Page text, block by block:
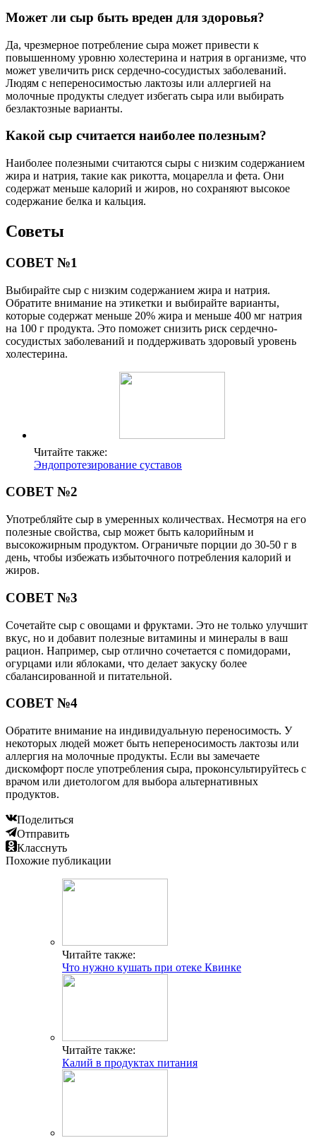
Может ли сыр быть вреден для здоровья?
Да, чрезмерное потребление сыра может привести к
повышенному уровню холестерина и натрия в организме, что
может увеличить риск сердечно-сосудистых заболеваний.
Людям с непереносимостью лактозы или аллергией на
молочные продукты следует избегать сыра или выбирать
безлактозные варианты.
Какой сыр считается наиболее полезным?
Наиболее полезными считаются сыры с низким содержанием
жира и натрия, такие как рикотта, моцарелла и фета. Они
содержат меньше калорий и жиров, но сохраняют высокое
содержание белка и кальция.
Советы
СОВЕТ №1
Выбирайте сыр с низким содержанием жира и натрия.
Обратите внимание на этикетки и выбирайте варианты,
которые содержат меньше 20% жира и меньше 400 мг натрия
на 100 г продукта. Это поможет снизить риск сердечно-
сосудистых заболеваний и поддерживать здоровый уровень
холестерина.
Читайте также:
Эндопротезирование суставов
СОВЕТ №2
Употребляйте сыр в умеренных количествах. Несмотря на его
полезные свойства, сыр может быть калорийным и
высокожирным продуктом. Ограничьте порции до 30-50 г в
день, чтобы избежать избыточного потребления калорий и
жиров.
СОВЕТ №3
Сочетайте сыр с овощами и фруктами. Это не только улучшит
вкус, но и добавит полезные витамины и минералы в ваш
рацион. Например, сыр отлично сочетается с помидорами,
огурцами или яблоками, что делает закуску более
сбалансированной и питательной.
СОВЕТ №4
Обратите внимание на индивидуальную переносимость. У
некоторых людей может быть непереносимость лактозы или
аллергия на молочные продукты. Если вы замечаете
дискомфорт после употребления сыра, проконсультируйтесь с
врачом или диетологом для выбора альтернативных
продуктов.
Поделиться
Отправить
Класснуть
Похожие публикации
Читайте также:
Что нужно кушать при отеке Квинке
Читайте также:
Калий в продуктах питания